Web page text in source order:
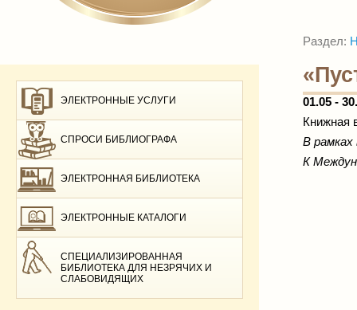
ЭЛЕКТРОННЫЕ УСЛУГИ
СПРОСИ БИБЛИОГРАФА
ЭЛЕКТРОННАЯ БИБЛИОТЕКА
ЭЛЕКТРОННЫЕ КАТАЛОГИ
СПЕЦИАЛИЗИРОВАННАЯ
БИБЛИОТЕКА ДЛЯ НЕЗРЯЧИХ И
СЛАБОВИДЯЩИХ
Раздел:
01.05 - 30
Книжная
В рамках
К